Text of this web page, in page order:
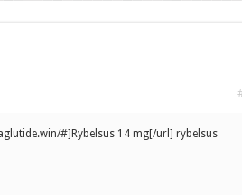
#]Rybelsus 14 mg[/url] rybelsus